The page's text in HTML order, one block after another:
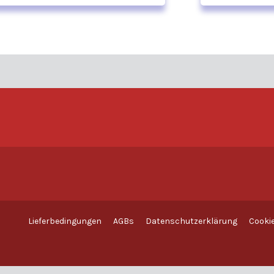
Lieferbedingungen AGBs Datenschutzerklärung